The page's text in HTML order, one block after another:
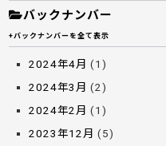
バックナンバー
+バックナンバーを全て表示
2024年4月 (1)
2024年3月 (2)
2024年2月 (1)
2023年12月 (5)